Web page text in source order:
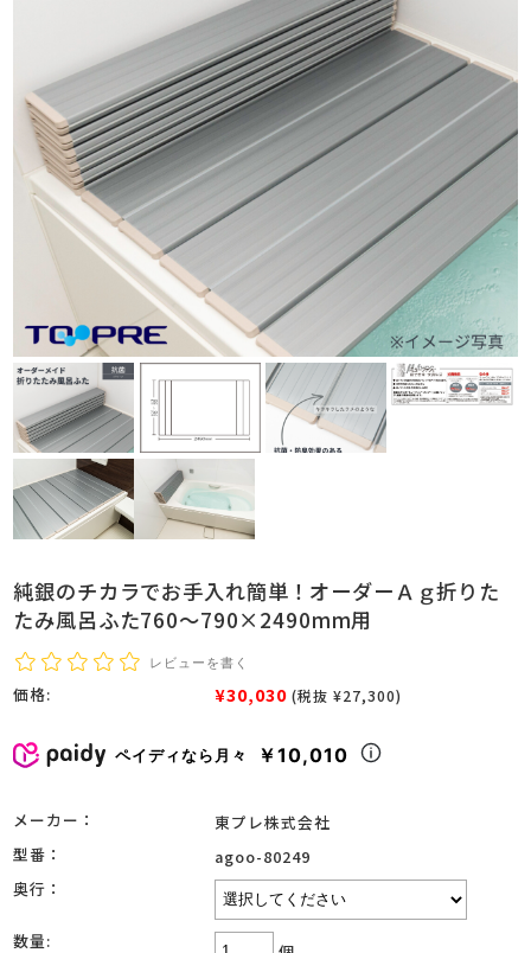
純銀のチカラでお手入れ簡単！オーダーＡｇ折りた
たみ風呂ふた760～790×2490mm用
レビューを書く
価格: ¥30,030 (税抜 ¥27,300)
ペイディなら月々 ￥10,010
メーカー：
東プレ株式会社
型番：
agoo-80249
奥行：
数量: